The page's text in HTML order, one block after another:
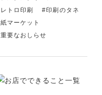
レトロ印刷
印刷のタネ
紙マーケット
重要なおしらせ